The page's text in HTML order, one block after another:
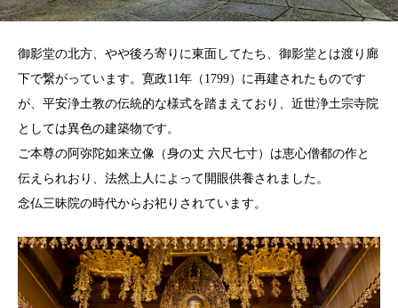
御影堂の北方、やや後ろ寄りに東面してたち、御影堂とは渡り廊
下で繋がっています。寛政11年（1799）に再建されたものです
が、平安浄土教の伝統的な様式を踏まえており、近世浄土宗寺院
としては異色の建築物です。
ご本尊の阿弥陀如来立像（身の丈 六尺七寸）は恵心僧都の作と
伝えられおり、法然上人によって開眼供養されました。
念仏三昧院の時代からお祀りされています。